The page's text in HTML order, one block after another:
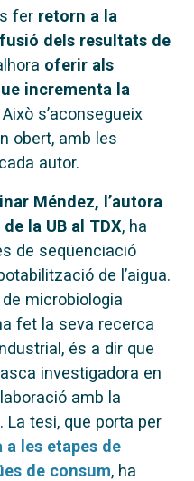
fer retorn a la
dels resultats de
oferir als
incrementa la
Això s’aconsegueix
obert, amb les
autor.
Méndez, l’autora
la UB al TDX, ha
de seqüenciació
de l’aigua.
microbiologia
fet la seva recerca
és a dir que
investigadora en
amb la
. La tesi, que porta per
les etapes de
de consum, ha